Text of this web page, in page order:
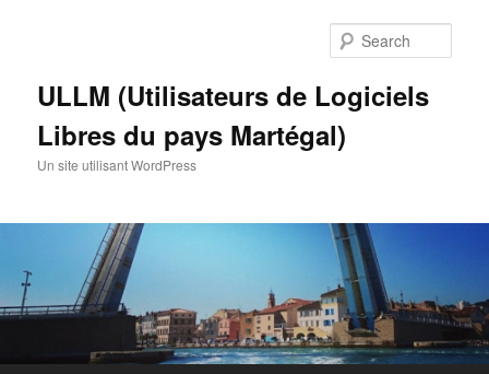
ULLM (Utilisateurs de Logiciels
Libres du pays Martégal)
Un site utilisant WordPress